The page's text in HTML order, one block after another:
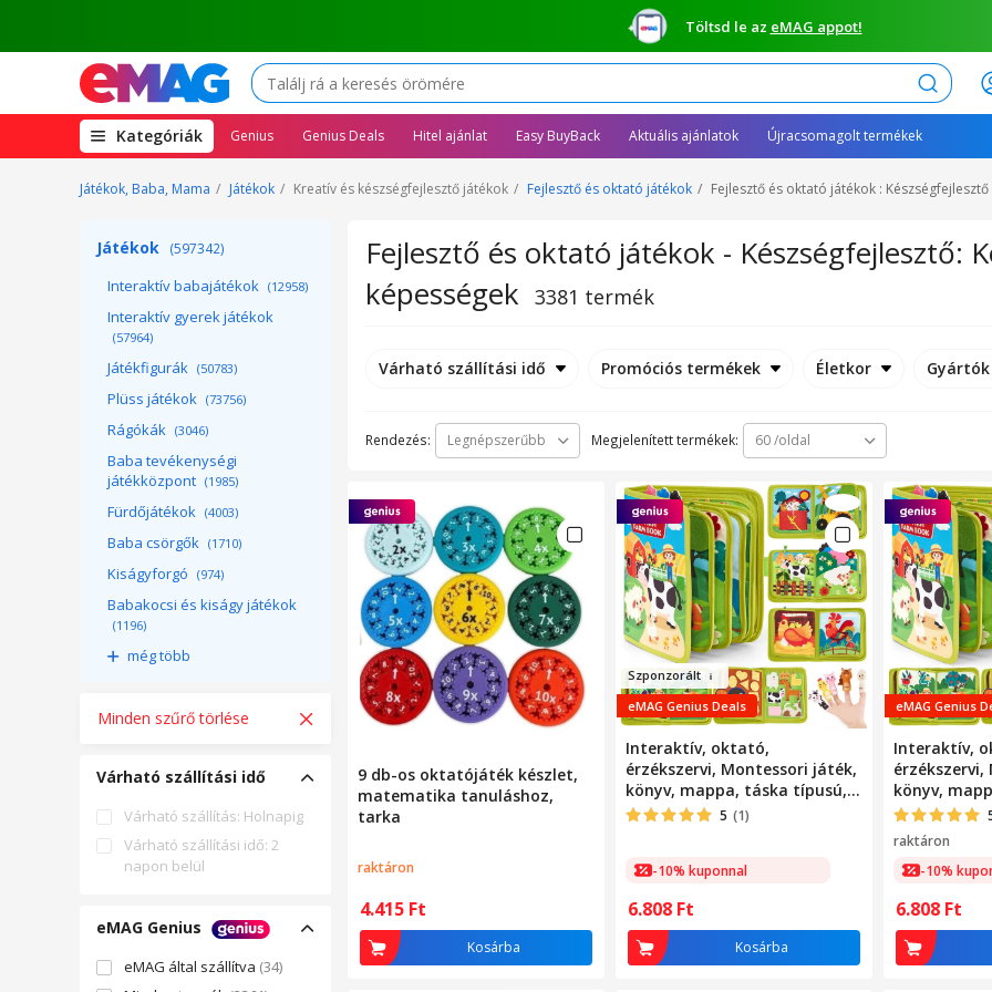
Töltsd le az eMAG appot!
Keresés
Kategóriák(open
megamenu)
Genius Genius Deals Hitel ajánlat Easy BuyBack Aktuális ajánlatok Újracsomagolt termékek
Játékok, Baba, Mama Játékok Kreatív és készségfejlesztő játékok Fejlesztő és oktató játékok Fejlesztő és oktató játékok :
Játékok (597342)
Interaktív babajátékok (12958)
Interaktív gyerek játékok
(57964)
Játékfigurák (50783)
Plüss játékok (73756)
Rágókák (3046)
Baba tevékenységi
játékközpont (1985)
Fürdőjátékok (4003)
Baba csörgők (1710)
Kiságyforgó (974)
Babakocsi és kiságy játékok
(1196)
még több
Minden szűrő törlése
Várható szállítási idő
Várható szállítás: Holnapig
Várható szállítási idő: 2
napon belül
eMAG Genius
eMAG által szállítva (34)
Fejlesztő és oktató játékok - Készségfejlesztő:
képességek
3381 termék
Várható szállítási idő Promóciós termékek Életkor Gyártók
Rendezés: Legnépszerűbb Megjelenített termékek: 60 /oldal
9 db-os oktatójáték készlet,
matematika tanuláshoz,
tarka
raktáron
4.415 Ft
Kosárba
Szponzorált
eMAG Genius Deals
Interaktív, oktató,
érzékszervi, Montessori játék,
könyv, mappa, táska típusú,
többféle tevékenységgel,
figyelmet, textil anyagból
5 (1)
-10% kuponnal
6.808 Ft
Kosárba
eMAG Genius
Interaktív,
könyv,
többféle
ideális
motoros
figyelmet,
raktáron
-10%
6.808 Ft